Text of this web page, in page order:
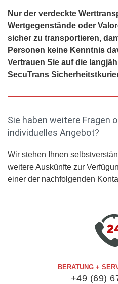
Nur der verdeckte
Wertgegenstände oder
sicher zu transportieren,
Personen keine Kenntnis
Vertrauen Sie auf die
SecuTrans
Sie haben weitere Fragen
individuelles Angebot?
Wir stehen Ihnen
weitere Auskünfte zur
einer der nachfolgenden
BERATUNG +
+49 (69)